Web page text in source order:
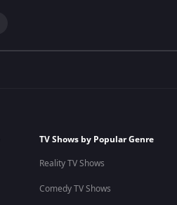
TV Shows by Popular Genre
Reality TV Shows
Comedy TV Shows